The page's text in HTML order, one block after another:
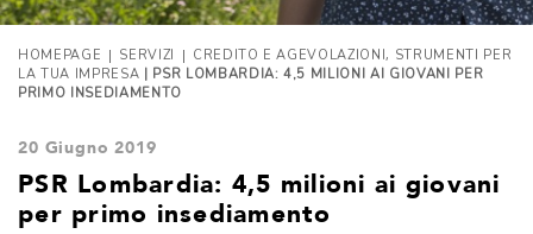
HOMEPAGE | SERVIZI | CREDITO E AGEVOLAZIONI, STRUMENTI PER
LA TUA IMPRESA
| PSR LOMBARDIA: 4,5 MILIONI AI GIOVANI PER
PRIMO INSEDIAMENTO
20 Giugno 2019
PSR Lombardia: 4,5 milioni ai giovani
per primo insediamento